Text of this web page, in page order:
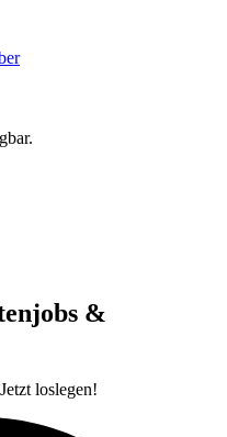
&
loslegen!